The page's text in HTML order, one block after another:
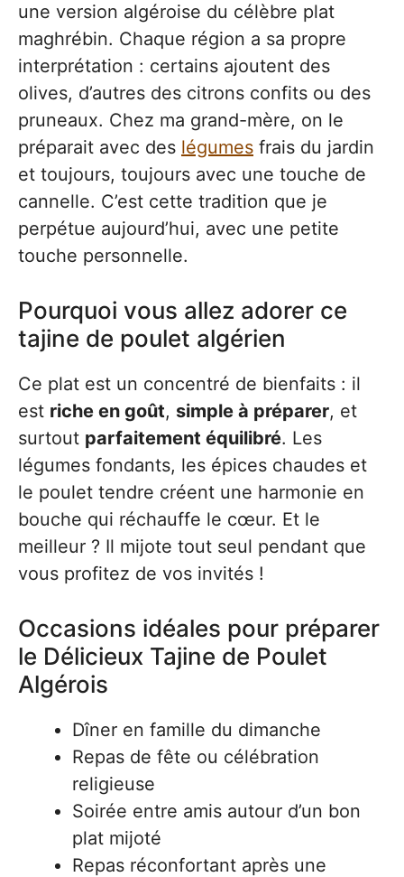
une version algéroise du célèbre plat
maghrébin. Chaque région a sa propre
interprétation : certains ajoutent des
olives, d’autres des citrons confits ou des
pruneaux. Chez ma grand-mère, on le
préparait avec des légumes frais du jardin
et toujours, toujours avec une touche de
cannelle. C’est cette tradition que je
perpétue aujourd’hui, avec une petite
touche personnelle.
Pourquoi vous allez adorer ce
tajine de poulet algérien
Ce plat est un concentré de bienfaits : il
est riche en goût, simple à préparer, et
surtout parfaitement équilibré. Les
légumes fondants, les épices chaudes et
le poulet tendre créent une harmonie en
bouche qui réchauffe le cœur. Et le
meilleur ? Il mijote tout seul pendant que
vous profitez de vos invités !
Occasions idéales pour préparer
le Délicieux Tajine de Poulet
Algérois
Dîner en famille du dimanche
Repas de fête ou célébration
religieuse
Soirée entre amis autour d’un bon
plat mijoté
Repas réconfortant après une